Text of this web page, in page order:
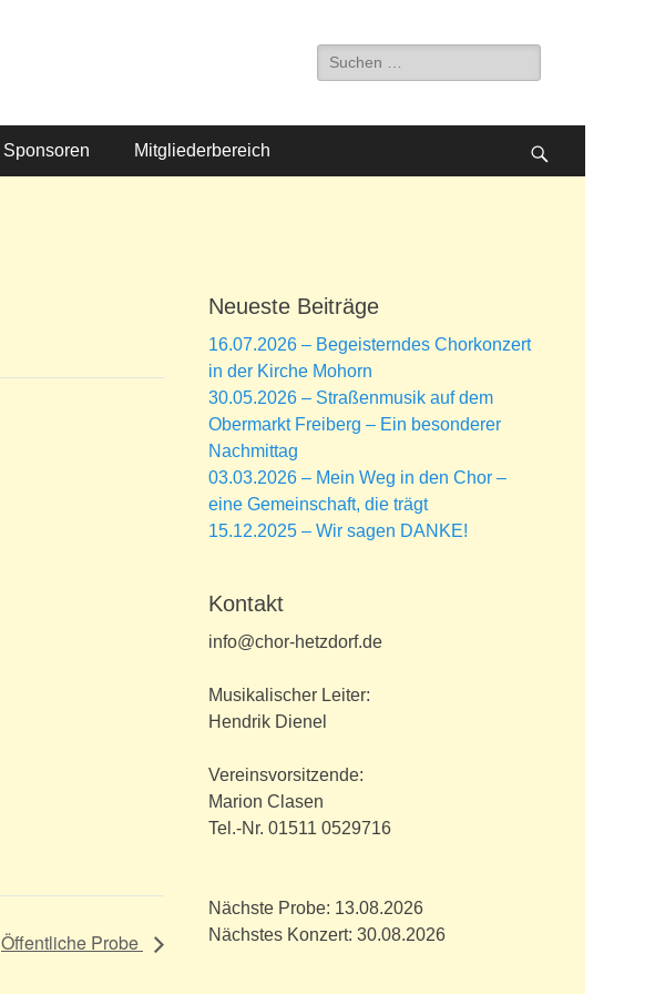
Suche
nach:
Sponsoren Mitgliederbereich
Öffentliche Probe
Neueste Beiträge
16.07.2026 – Begeisterndes Chorkonzert
in der Kirche Mohorn
30.05.2026 – Straßenmusik auf dem
Obermarkt Freiberg – Ein besonderer
Nachmittag
03.03.2026 – Mein Weg in den Chor –
eine Gemeinschaft, die trägt
15.12.2025 – Wir sagen DANKE!
Kontakt
info@chor-hetzdorf.de
Musikalischer Leiter:
Hendrik Dienel
Vereinsvorsitzende:
Marion Clasen
Tel.-Nr. 01511 0529716
Nächste Probe: 13.08.2026
Nächstes Konzert: 30.08.2026